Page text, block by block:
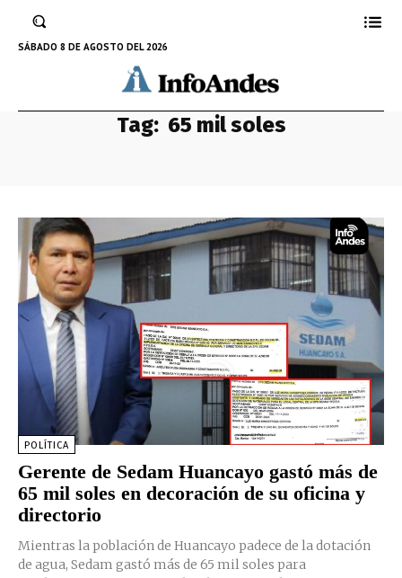
SÁBADO 8 DE AGOSTO DEL 2026
Tag: 65 mil soles
POLÍTICA
Gerente de Sedam Huancayo gastó más de
65 mil soles en decoración de su oficina y
directorio
Mientras la población de Huancayo padece de la dotación
de agua, Sedam gastó más de 65 mil soles para